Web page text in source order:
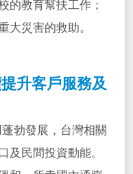
的教育幫扶工作；
大災害的救助。
升客戶服務及
勃發展，台灣相關
及民間投資動能。